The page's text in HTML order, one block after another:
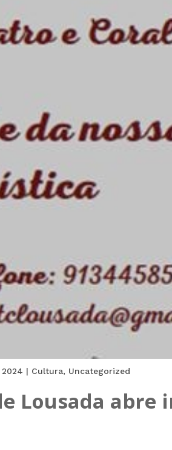
2024 | Cultura, Uncategorized
Lousada abre